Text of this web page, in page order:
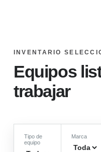
INVENTARIO
Equipos
trabajar
Tipo de
equipo
Marca